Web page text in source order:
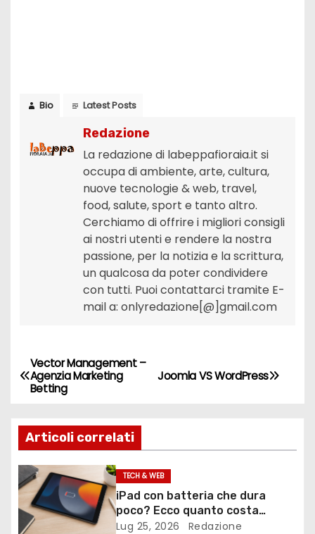
Bio Latest Posts
Redazione
La redazione di labeppafioraia.it si
occupa di ambiente, arte, cultura,
nuove tecnologie & web, travel,
food, salute, sport e tanto altro.
Cerchiamo di offrire i migliori consigli
ai nostri utenti e rendere la nostra
passione, per la notizia e la scrittura,
un qualcosa da poter condividere
con tutti. Puoi contattarci tramite E-
mail a: onlyredazione[@]gmail.com
N
a
v
i
g
a
Joomla VS WordPress
Vector Management –
Agenzia Marketing
Betting
Articoli correlati
TECH & WEB
iPad con batteria che dura
poco? Ecco quanto costa
davvero la riparazione iPad
Lug 25, 2026 Redazione